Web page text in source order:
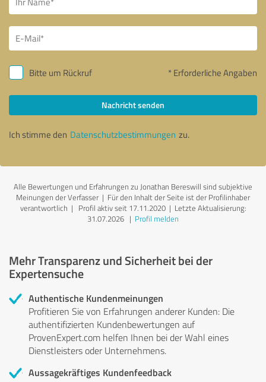
Bitte um Rückruf * Erforderliche Angaben
Nachricht senden
Ich stimme den Datenschutzbestimmungen zu.
Alle Bewertungen und Erfahrungen zu Jonathan Bereswill sind subjektive
Meinungen der Verfasser | Für den Inhalt der Seite ist der Profilinhaber
verantwortlich | Profil aktiv seit 17.11.2020 | Letzte Aktualisierung:
31.07.2026 | Profil melden
Mehr Transparenz und Sicherheit bei der
Expertensuche
Authentische Kundenmeinungen
Profitieren Sie von Erfahrungen anderer Kunden: Die
authentifizierten Kundenbewertungen auf
ProvenExpert.com helfen Ihnen bei der Wahl eines
Dienstleisters oder Unternehmens.
Aussagekräftiges Kundenfeedback